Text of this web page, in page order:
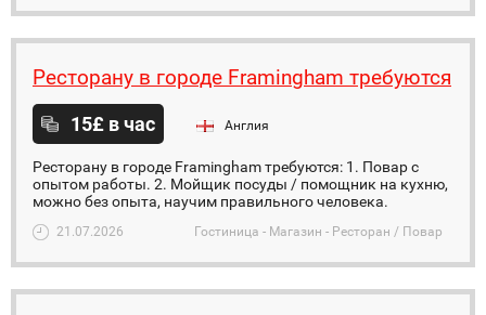
Ресторану в городе Framingham требуются
15£ в час Англия
Ресторану в городе Framingham требуются: 1. Повар с
опытом работы. 2. Мойщик посуды / помощник на кухню,
можно без опыта, научим правильного человека.
21.07.2026 Гостиница - Магазин - Ресторан / Повар